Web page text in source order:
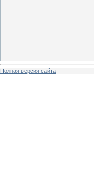
Полная версия сайта